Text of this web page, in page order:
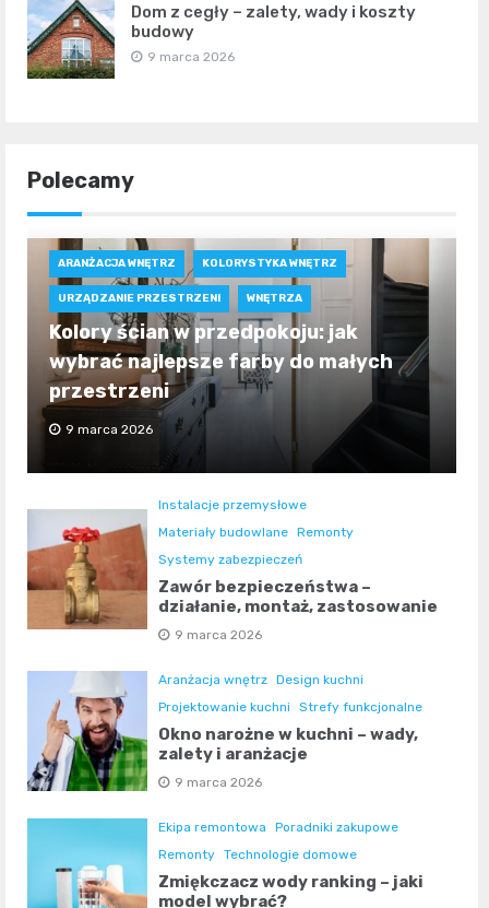
Dom z cegły – zalety, wady i koszty
budowy
9 marca 2026
Polecamy
ARANŻACJA WNĘTRZ KOLORYSTYKA WNĘTRZ
URZĄDZANIE PRZESTRZENI WNĘTRZA
Kolory ścian w przedpokoju: jak
wybrać najlepsze farby do małych
przestrzeni
9 marca 2026
Instalacje przemysłowe
Materiały budowlane Remonty
Systemy zabezpieczeń
Zawór bezpieczeństwa –
działanie, montaż, zastosowanie
9 marca 2026
Aranżacja wnętrz Design kuchni
Projektowanie kuchni
Strefy funkcjonalne
Okno narożne w kuchni – wady,
zalety i aranżacje
9 marca 2026
Ekipa remontowa
Poradniki zakupowe
Remonty Technologie domowe
Zmiękczacz wody ranking – jaki
model wybrać?